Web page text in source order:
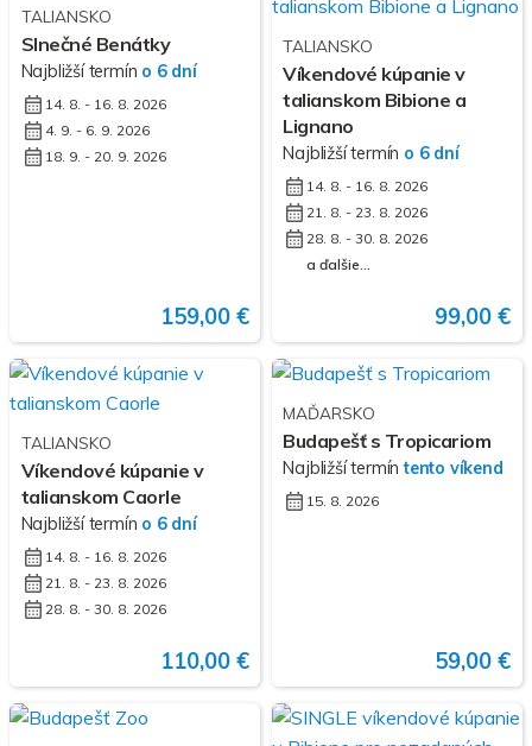
TALIANSKO
Slnečné Benátky
Najbližší termín o 6 dní
14. 8. - 16. 8. 2026
4. 9. - 6. 9. 2026
18. 9. - 20. 9. 2026
159,00 €
TALIANSKO
Víkendové kúpanie v
talianskom Bibione a
Lignano
Najbližší termín o 6 dní
14. 8. - 16. 8. 2026
21. 8. - 23. 8. 2026
28. 8. - 30. 8. 2026
a ďalšie...
99,00 €
TALIANSKO
Víkendové kúpanie v
talianskom Caorle
Najbližší termín o 6 dní
14. 8. - 16. 8. 2026
21. 8. - 23. 8. 2026
28. 8. - 30. 8. 2026
110,00 €
MAĎARSKO
Budapešť s Tropicariom
Najbližší termíntento víkend
15. 8. 2026
59,00 €